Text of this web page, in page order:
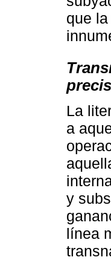
que
La
a
y
línea